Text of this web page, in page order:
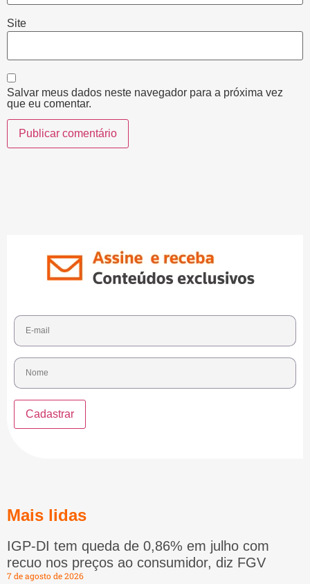
Site
Salvar meus dados neste navegador para a próxima vez
que eu comentar.
Mais lidas
IGP-DI tem queda de 0,86% em julho com
recuo nos preços ao consumidor, diz FGV
7 de agosto de 2026